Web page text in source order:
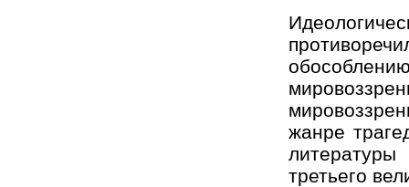
жанре
третьего